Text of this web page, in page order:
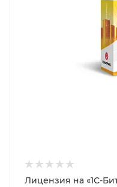
Лицензия на «1С-